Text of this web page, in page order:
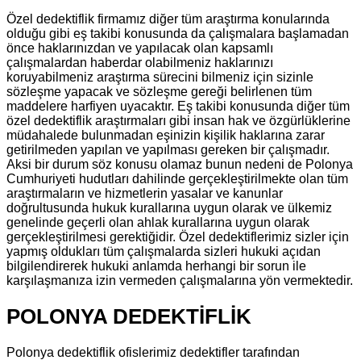
Özel dedektiflik firmamız diğer tüm araştırma konularında
olduğu gibi eş takibi konusunda da çalışmalara başlamadan
önce haklarınızdan ve yapılacak olan kapsamlı
çalışmalardan haberdar olabilmeniz haklarınızı
koruyabilmeniz araştırma sürecini bilmeniz için sizinle
sözleşme yapacak ve sözleşme gereği belirlenen tüm
maddelere harfiyen uyacaktır. Eş takibi konusunda diğer tüm
özel dedektiflik araştırmaları gibi insan hak ve özgürlüklerine
müdahalede bulunmadan eşinizin kişilik haklarına zarar
getirilmeden yapılan ve yapılması gereken bir çalışmadır.
Aksi bir durum söz konusu olamaz bunun nedeni de Polonya
Cumhuriyeti hudutları dahilinde gerçekleştirilmekte olan tüm
araştırmaların ve hizmetlerin yasalar ve kanunlar
doğrultusunda hukuk kurallarına uygun olarak ve ülkemiz
genelinde geçerli olan ahlak kurallarına uygun olarak
gerçekleştirilmesi gerektiğidir. Özel dedektiflerimiz sizler için
yapmış oldukları tüm çalışmalarda sizleri hukuki açıdan
bilgilendirerek hukuki anlamda herhangi bir sorun ile
karşılaşmanıza izin vermeden çalışmalarına yön vermektedir.
POLONYA DEDEKTİFLİK
Polonya dedektiflik ofislerimiz dedektifler tarafından